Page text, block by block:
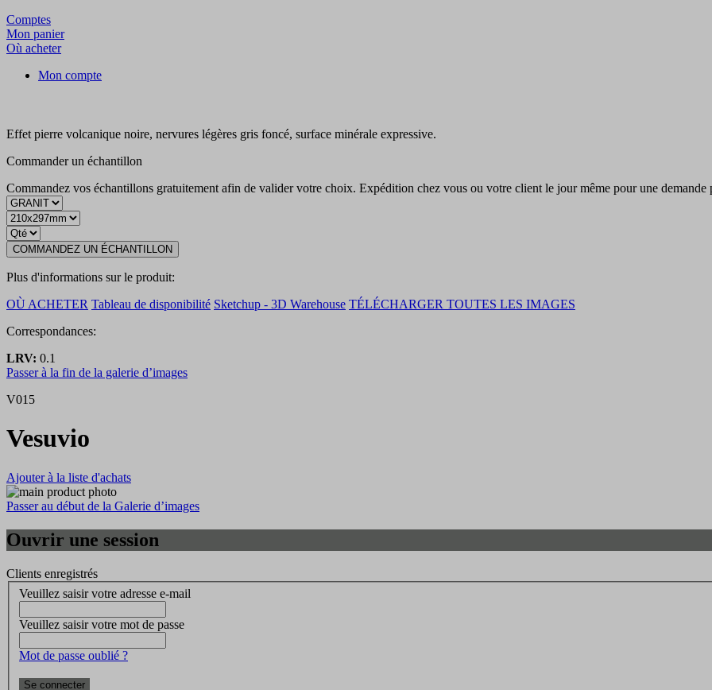
Comptes
Mon panier
Où acheter
Mon compte
Effet pierre volcanique noire, nervures légères gris foncé, surface minérale expressive.
Commander un échantillon
Commandez vos échantillons gratuitement afin de valider votre choix. Expédition chez vous ou votre client le jour même pour une demande
COMMANDEZ UN ÉCHANTILLON
Plus d'informations sur le produit:
OÙ ACHETER Tableau de disponibilité Sketchup - 3D Warehouse TÉLÉCHARGER TOUTES LES IMAGES
Correspondances:
LRV: 0.1
Passer à la fin de la galerie d’images
V015
Vesuvio
Ajouter à la liste d'achats
Passer au début de la Galerie d’images
Ouvrir une session
Clients enregistrés
Veuillez saisir votre adresse e-mail
Veuillez saisir votre mot de passe
Mot de passe oublié ?
Se connecter